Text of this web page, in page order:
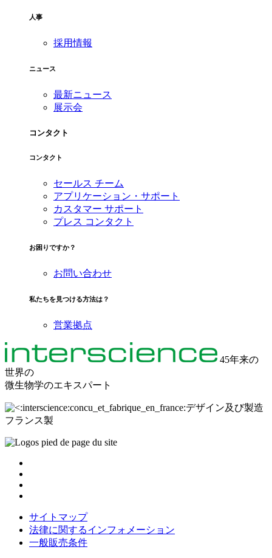
人事
採用情報
ニュース
最新ニュース
展示会
コンタクト
コンタクト
セールス チーム
アプリケーション・サポート
カスタマー サポート
プレス コンタクト
お困りですか？
お問い合わせ
私たちを見つける方法は？
営業拠点
45年来の
世界の
微生物学のエキスパート
デザイン及び製造
フランス製
サイトマップ
法律に関するインフォメーション
一般販売条件